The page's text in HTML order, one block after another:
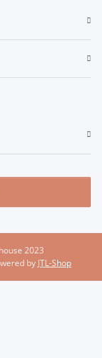
2023
by JTL-Shop